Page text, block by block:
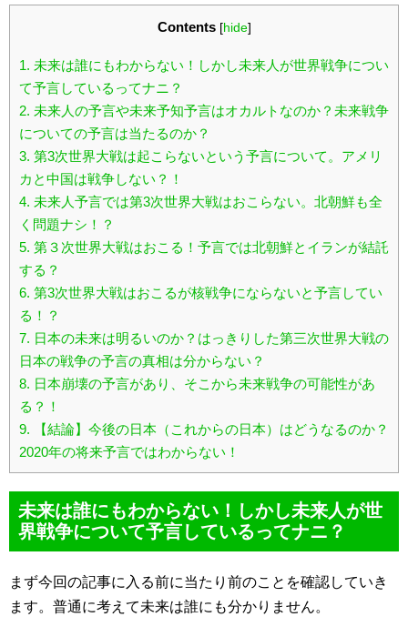
Contents [hide]
1. 未来は誰にもわからない！しかし未来人が世界戦争につい
て予言しているってナニ？
2. 未来人の予言や未来予知予言はオカルトなのか？未来戦争
についての予言は当たるのか？
3. 第3次世界大戦は起こらないという予言について。アメリ
カと中国は戦争しない？！
4. 未来人予言では第3次世界大戦はおこらない。北朝鮮も全
く問題ナシ！？
5. 第３次世界大戦はおこる！予言では北朝鮮とイランが結託
する？
6. 第3次世界大戦はおこるが核戦争にならないと予言してい
る！？
7. 日本の未来は明るいのか？はっきりした第三次世界大戦の
日本の戦争の予言の真相は分からない？
8. 日本崩壊の予言があり、そこから未来戦争の可能性があ
る？！
9. 【結論】今後の日本（これからの日本）はどうなるのか？
2020年の将来予言ではわからない！
未来は誰にもわからない！しかし未来人が世
界戦争について予言しているってナニ？
まず今回の記事に入る前に当たり前のことを確認していき
ます。普通に考えて未来は誰にも分かりません。